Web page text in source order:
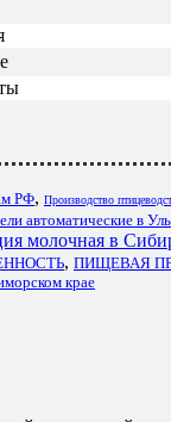
РФ, Производство
автоматические в
молочная в
, ПИЩЕВАЯ
крае